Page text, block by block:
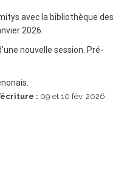
avec la bibliothèque des
2026.
nouvelle session. Pré-
: 09 et 10 fév. 2026